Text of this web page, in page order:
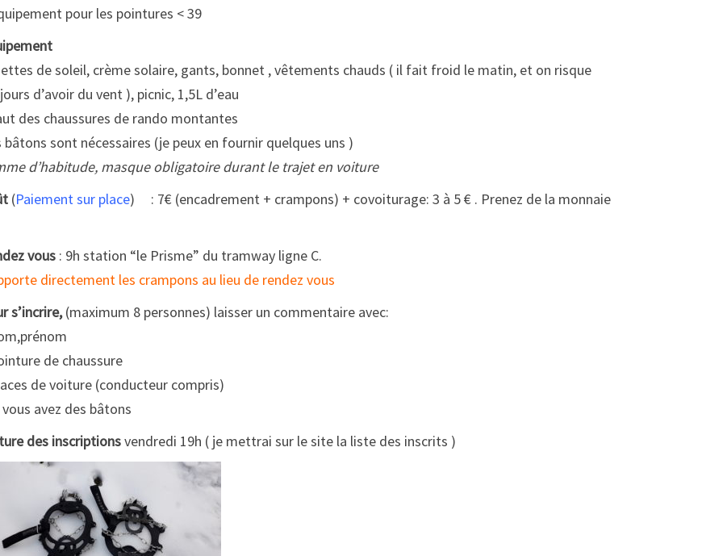
pour les pointures < 39
de soleil, crème solaire, gants, bonnet , vêtements chauds ( il fait froid le matin, et on risque
d’avoir du vent ), picnic, 1,5L d’eau
des chaussures de rando montantes
bâtons sont nécessaires (je peux en fournir quelques uns )
d’habitude, masque obligatoire durant le trajet en voiture
(Paiement sur place) : 7€ (encadrement + crampons) + covoiturage: 3 à 5 € . Prenez de la monnaie
vous : 9h station “le Prisme” du tramway ligne C.
directement les crampons au lieu de rendez vous
s’incrire,(maximum 8 personnes) laisser un commentaire avec:
de chaussure
de voiture (conducteur compris)
avez des bâtons
des inscriptionsvendredi 19h ( je mettrai sur le site la liste des inscrits )